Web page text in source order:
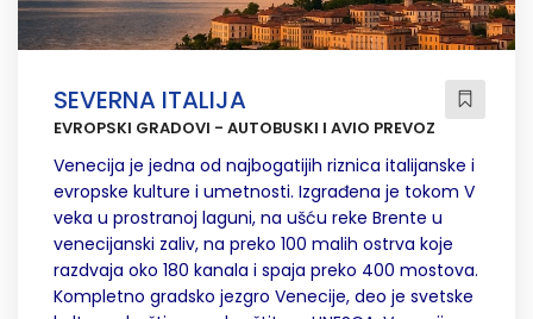
SEVERNA ITALIJA
EVROPSKI GRADOVI - AUTOBUSKI I AVIO PREVOZ
Venecija je jedna od najbogatijih riznica italijanske i
evropske kulture i umetnosti. Izgrađena je tokom V
veka u prostranoj laguni, na ušću reke Brente u
venecijanski zaliv, na preko 100 malih ostrva koje
razdvaja oko 180 kanala i spaja preko 400 mostova.
Kompletno gradsko jezgro Venecije, deo je svetske